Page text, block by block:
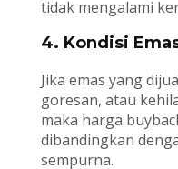
tidak mengalami
4. Kondisi
Jika emas yang
goresan, atau
maka harga
dibandingkan
sempurna.